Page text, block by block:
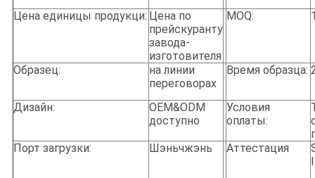
Цена единицы продукци: Цена по
прейскуранту
завода-
изготовителя
MOQ:
Образец:
на линии
переговорах
Время образца:
Дизайн:
OEM&ODM
доступно
Условия
оплаты:
Порт загрузки:
Шэньчжэнь Аттестация